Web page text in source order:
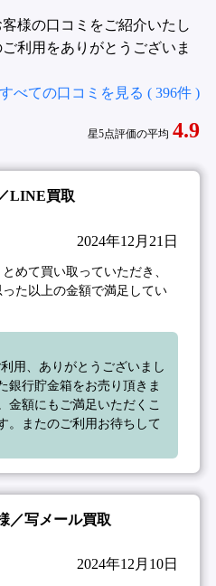
様の口コミをご紹介いたし
利用をありがとうございま
すべての口コミを見る ( 396件 )
星5点評価の平均 4.9
LINE買取
2024年12月21日
めて買い取っていただき、
た以上の金額で満足してい
用、ありがとうございまし
銀行貯金箱をお売り頂きま
金額にもご満足いただくこ
。またのご利用お待ちして
／写メール買取
2024年12月10日